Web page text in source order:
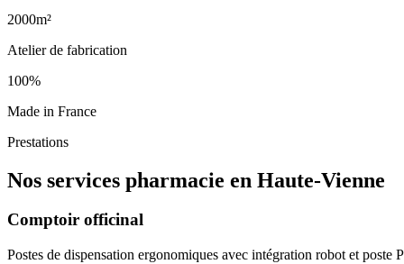
2000m²
Atelier de fabrication
100%
Made in France
Prestations
Nos services pharmacie en Haute-Vienne
Comptoir officinal
Postes de dispensation ergonomiques avec intégration robot et poste